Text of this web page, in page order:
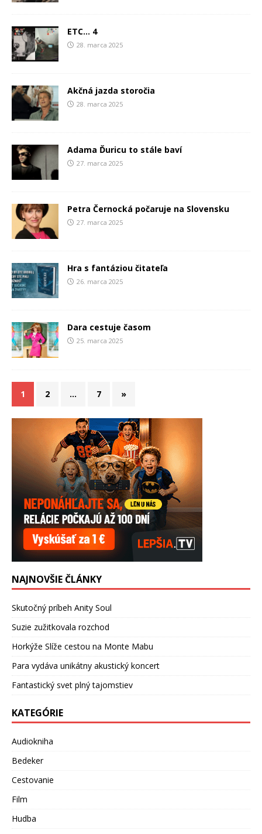
ETC… 4
28. marca 2025
Akčná jazda storočia
28. marca 2025
Adama Ďuricu to stále baví
27. marca 2025
Petra Černocká počaruje na Slovensku
27. marca 2025
Hra s fantáziou čitateľa
26. marca 2025
Dara cestuje časom
25. marca 2025
1 2 … 7 »
NAJNOVŠIE ČLÁNKY
Skutočný príbeh Anity Soul
Suzie zužitkovala rozchod
Horkýže Slíže cestou na Monte Mabu
Para vydáva unikátny akustický koncert
Fantastický svet plný tajomstiev
KATEGÓRIE
Audiokniha
Bedeker
Cestovanie
Film
Hudba